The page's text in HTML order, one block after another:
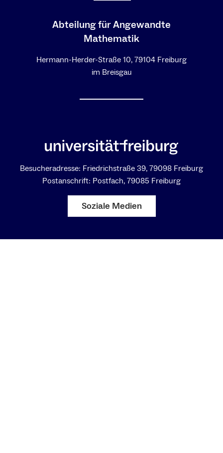
Abteilung für Angewandte
Mathematik
Hermann-Herder-Straße 10, 79104 Freiburg
im Breisgau
Besucheradresse: Friedrichstraße 39, 79098 Freiburg
Postanschrift: Postfach, 79085 Freiburg
Soziale Medien